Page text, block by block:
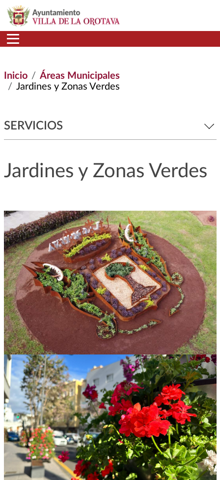
Pasar al contenido principal
Inicio
Áreas Municipales
Jardines y Zonas Verdes
SERVICIOS
Jardines y Zonas Verdes